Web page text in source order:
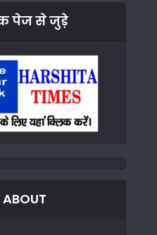
पेज से जुड़े
ABOUT